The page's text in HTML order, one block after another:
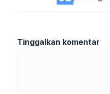
Tinggalkan komentar